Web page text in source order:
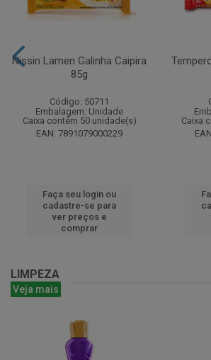
Nissin Lamen Galinha Caipira
85g
Código: 50711
Embalagem: Unidade
Caixa contém 50 unidade(s)
EAN: 7891079000229
Faça seu login ou
cadastre-se para
ver preços e
comprar
Caixa
LIMPEZA
Veja mais